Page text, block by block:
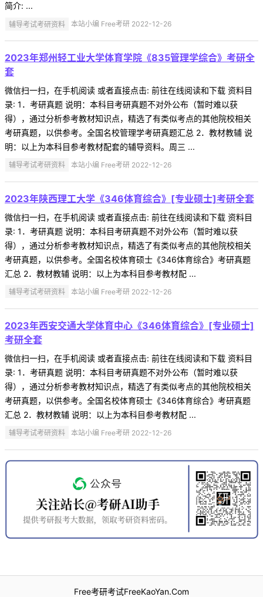
简介: ...
辅导考试考研资料 本站小编 Free考研 2022-12-26
2023年郑州轻工业大学体育学院《835管理学综合》考研全
套
微信扫一扫，在手机阅读 或者直接点击: 前往在线阅读和下载 资料目
录: 1．考研真题 说明：本科目考研真题不对外公布（暂时难以获
得），通过分析参考教材知识点，精选了有类似考点的其他院校相关
考研真题，以供参考。全国名校管理学考研真题汇总 2．教材教辅 说
明：以上为本科目参考教材配套的辅导资料。周三 ...
辅导考试考研资料 本站小编 Free考研 2022-12-26
2023年陕西理工大学《346体育综合》[专业硕士]考研全套
微信扫一扫，在手机阅读 或者直接点击: 前往在线阅读和下载 资料目
录: 1．考研真题 说明：本科目考研真题不对外公布（暂时难以获
得），通过分析参考教材知识点，精选了有类似考点的其他院校相关
考研真题，以供参考。全国名校体育硕士《346体育综合》考研真题
汇总 2．教材教辅 说明：以上为本科目参考教材配 ...
辅导考试考研资料 本站小编 Free考研 2022-12-26
2023年西安交通大学体育中心《346体育综合》[专业硕士]
考研全套
微信扫一扫，在手机阅读 或者直接点击: 前往在线阅读和下载 资料目
录: 1．考研真题 说明：本科目考研真题不对外公布（暂时难以获
得），通过分析参考教材知识点，精选了有类似考点的其他院校相关
考研真题，以供参考。全国名校体育硕士《346体育综合》考研真题
汇总 2．教材教辅 说明：以上为本科目参考教材配 ...
辅导考试考研资料 本站小编 Free考研 2022-12-26
Free考研考试FreeKaoYan.Com